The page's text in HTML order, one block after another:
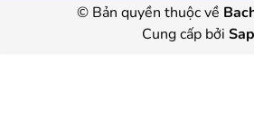
© Bản quyền thuộc về
Cung cấp bởi